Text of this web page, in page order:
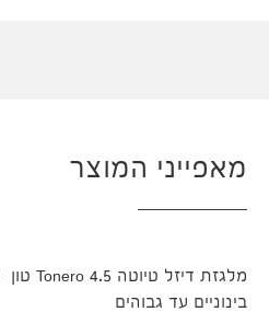
מאפייני המוצר
מלגזת דיזל טיוטה Tonero 4.5 טון
בינוניים עד גבוהים